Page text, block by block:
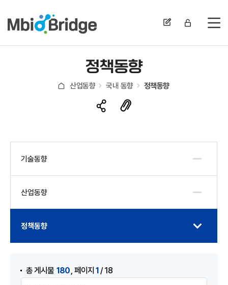
전
정책동향
산업동향 국내 동향 정책동향
기술동향
산업동향
정책동향
총 게시물 180 ,페이지1/ 18